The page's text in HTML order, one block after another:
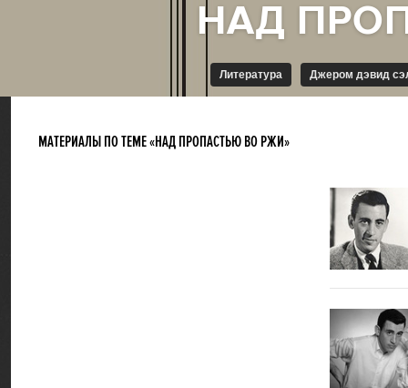
Литература Джером дэвид
МАТЕРИАЛЫ ПО ТЕМЕ «НАД ПРОПАСТЬЮ ВО РЖИ»